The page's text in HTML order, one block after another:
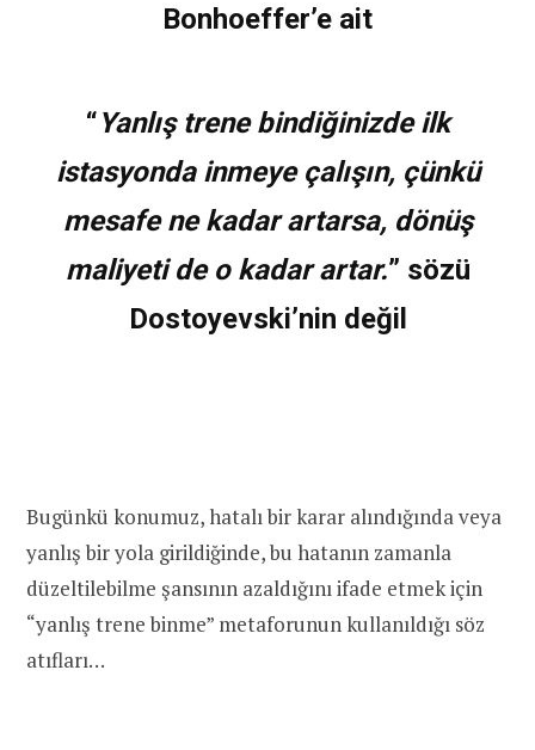
Bonhoeffer’e ait
“Yanlış trene bindiğinizde ilk
istasyonda inmeye çalışın, çünkü
mesafe ne kadar artarsa, dönüş
maliyeti de o kadar artar.” sözü
Dostoyevski’nin değil
Bugünkü konumuz, hatalı bir karar alındığında veya
yanlış bir yola girildiğinde, bu hatanın zamanla
düzeltilebilme şansının azaldığını ifade etmek için
“yanlış trene binme” metaforunun kullanıldığı söz
atıfları…